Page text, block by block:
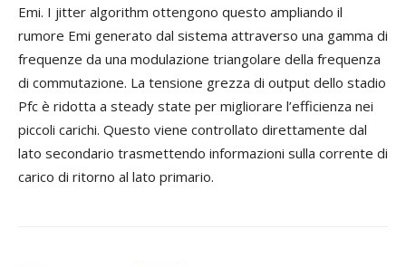
Emi. I jitter algorithm ottengono questo ampliando il
rumore Emi generato dal sistema attraverso una gamma di
frequenze da una modulazione triangolare della frequenza
di commutazione. La tensione grezza di output dello stadio
Pfc è ridotta a steady state per migliorare l’efficienza nei
piccoli carichi. Questo viene controllato direttamente dal
lato secondario trasmettendo informazioni sulla corrente di
carico di ritorno al lato primario.